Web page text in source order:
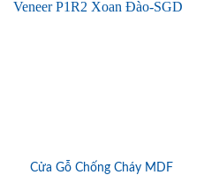
Cửa Gỗ Chống Cháy MDF